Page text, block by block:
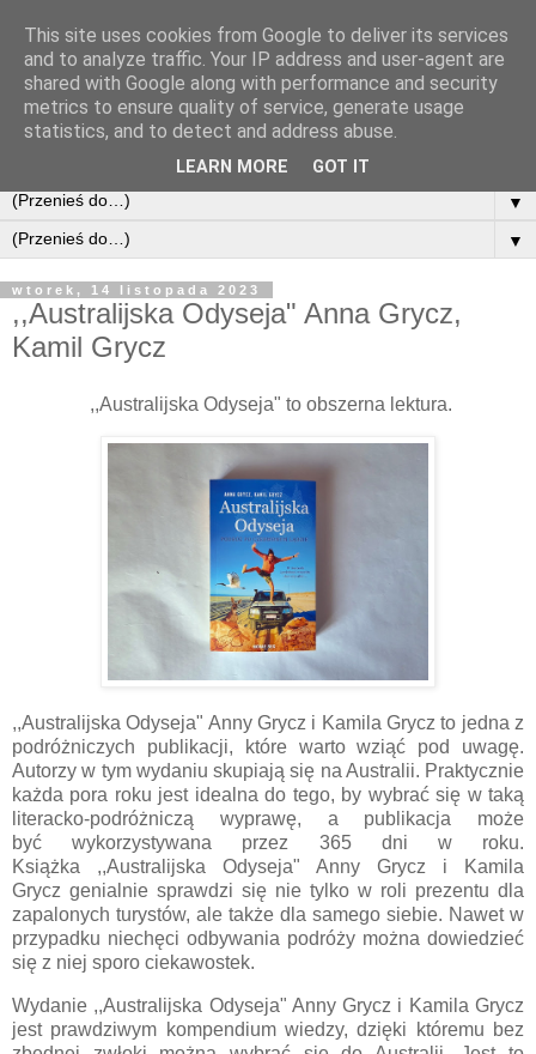
▼
▼
wtorek, 14 listopada 2023
,,Australijska Odyseja" Anna Grycz,
Kamil Grycz
,,Australijska Odyseja" to obszerna lektura.
,,Australijska Odyseja" Anny Grycz i Kamila Gryczto jedna z
podróżniczych publikacji, które warto wziąć pod uwagę.
Autorzy w tym wydaniu skupiają się na Australii. Praktycznie
każda pora roku jest idealna do tego, by wybrać się w taką
literacko-podróżniczą wyprawę, a publikacja może
byćwykorzystywana przez 365 dni w roku.
Książka ,,Australijska Odyseja" Anny Grycz i Kamila
Grycz genialnie sprawdzi się nie tylko w roli prezentu dla
zapalonych turystów, ale także dla samego siebie. Nawet w
przypadku niechęci odbywania podróży można dowiedzieć
się z niej sporo ciekawostek.
Wydanie ,,Australijska Odyseja" Anny Grycz i Kamila Grycz
jest prawdziwym kompendium wiedzy, dzięki któremu bez
This site uses cookies from Google to deliver its services
and to analyze traffic. Your IP address and user-agent are
shared with Google along with performance and security
metrics to ensure quality of service, generate usage
statistics, and to detect and address abuse.
LEARN MORE GOT IT